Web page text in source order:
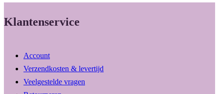
Klantenservice
Account
Verzendkosten & levertijd
Veelgestelde vragen